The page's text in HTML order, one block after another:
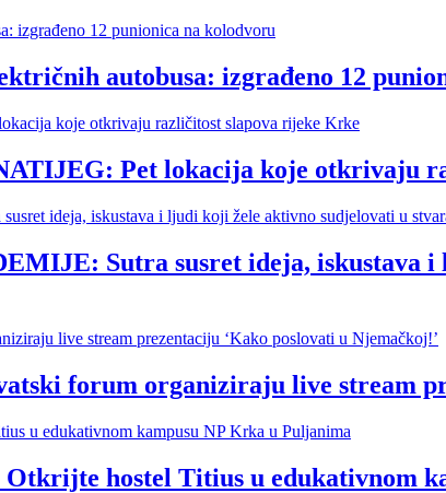
autobusa: izgrađeno 12
Pet lokacija koje otkrivaju
Sutra susret ideja, iskustava
forum organiziraju live stream
hostel Titius u edukativnom